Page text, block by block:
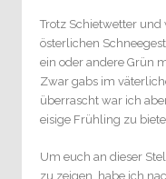
Trotz Schietwetter
österlichen
ein oder andere Grün
Zwar gabs im
überrascht war ich
eisige Frühling zu
Um euch an dieser
zu zeigen, habe ich